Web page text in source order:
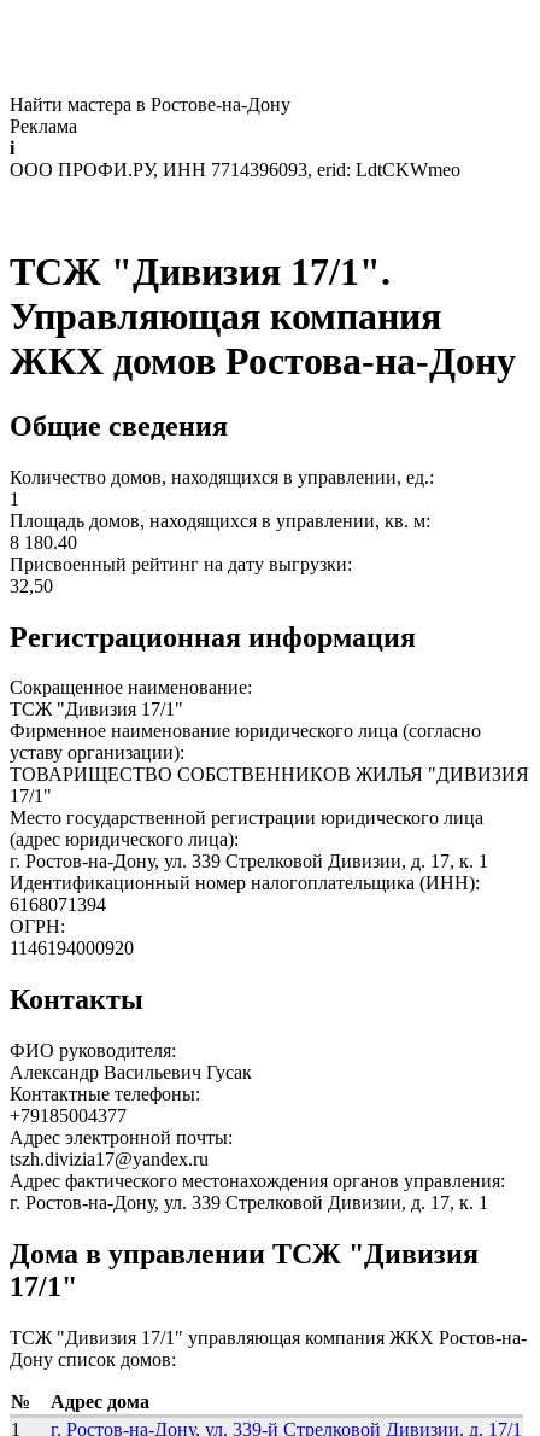
Найти мастера в Ростове-на-Дону
Реклама
i
ООО ПРОФИ.РУ, ИНН 7714396093, erid: LdtCKWmeo
ТСЖ "Дивизия 17/1".
Управляющая компания
ЖКХ домов Ростова-на-Дону
Общие сведения
Количество домов, находящихся в управлении, ед.:
1
Площадь домов, находящихся в управлении, кв. м:
8 180.40
Присвоенный рейтинг на дату выгрузки:
32,50
Регистрационная информация
Сокращенное наименование:
ТСЖ "Дивизия 17/1"
Фирменное наименование юридического лица (согласно
уставу организации):
ТОВАРИЩЕСТВО СОБСТВЕННИКОВ ЖИЛЬЯ "ДИВИЗИЯ
17/1"
Место государственной регистрации юридического лица
(адрес юридического лица):
г. Ростов-на-Дону, ул. 339 Стрелковой Дивизии, д. 17, к. 1
Идентификационный номер налогоплательщика (ИНН):
6168071394
ОГРН:
1146194000920
Контакты
ФИО руководителя:
Александр Васильевич Гусак
Контактные телефоны:
+79185004377
Адрес электронной почты:
tszh.divizia17@yandex.ru
Адрес фактического местонахождения органов управления:
г. Ростов-на-Дону, ул. 339 Стрелковой Дивизии, д. 17, к. 1
Дома в управлении ТСЖ "Дивизия
17/1"
ТСЖ "Дивизия 17/1" управляющая компания ЖКХ Ростов-на-
Дону список домов:
№
Адрес дома
1
г. Ростов-на-Дону, ул. 339-й Стрелковой Дивизии, д. 17/1